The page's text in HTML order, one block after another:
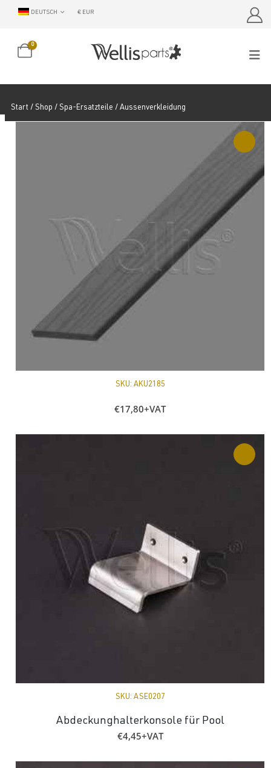
DEUTSCH € EUR
0
Start/ Shop / Spa-Ersatzteile / Aussenverkleidung
SKU: AKU2185
€17,80+VAT
SKU: ASE0207
Abdeckunghalterkonsole für Pool
€4,45+VAT